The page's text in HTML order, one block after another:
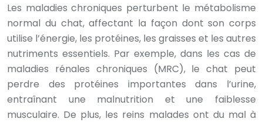
Les maladies chroniques perturbent le métabolisme
normal du chat, affectant la façon dont son corps
utilise l’énergie, les protéines, les graisses et les autres
nutriments essentiels. Par exemple, dans les cas de
maladies rénales chroniques (MRC), le chat peut
perdre des protéines importantes dans l’urine,
entraînant une malnutrition et une faiblesse
musculaire. De plus, les reins malades ont du mal à